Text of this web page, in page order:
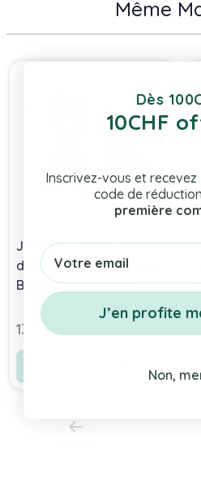
Même
Press to skip carousel
Joli Porteur En bois Ours
de Moulin Roty, Cadeau
Bébé 1 an, Livraison
Gratuite, Boutique en
ligne Suisse
139,00 chf
Dès
10CHF
Inscrivez-vous et recevez
code de
première
Email
J’en profite
Non,